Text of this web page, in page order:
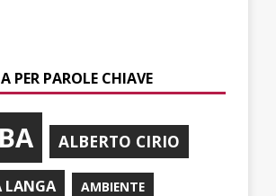
PER PAROLE CHIAVE
ALBERTO CIRIO
LANGA AMBIENTE